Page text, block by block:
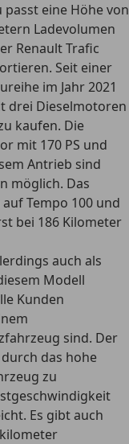
eine Höhe von
Ladevolumen
Renault Trafic
Seit einer
im Jahr 2021
drei Dieselmotoren
kaufen. Die
mit 170 PS und
Antrieb sind
möglich. Das
Tempo 100 und
bei 186 Kilometer
auch als
Modell
Kunden
sind. Der
das hohe
zu
Es gibt auch